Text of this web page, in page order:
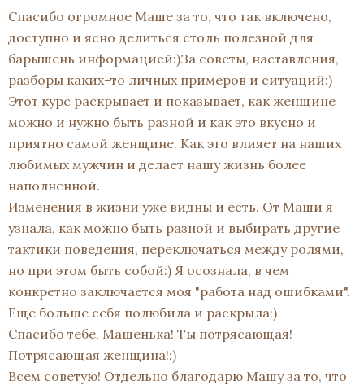
Спасибо огромное Маше за то, что так включено,
доступно и ясно делиться столь полезной для
барышень информацией:)За советы, наставления,
разборы каких-то личных примеров и ситуаций:)
Этот курс раскрывает и показывает, как женщине
можно и нужно быть разной и как это вкусно и
приятно самой женщине. Как это влияет на наших
любимых мужчин и делает нашу жизнь более
наполненной.
Изменения в жизни уже видны и есть. От Маши я
узнала, как можно быть разной и выбирать другие
тактики поведения, переключаться между ролями,
но при этом быть собой:) Я осознала, в чем
конкретно заключается моя "работа над ошибками".
Еще больше себя полюбила и раскрыла:)
Спасибо тебе, Машенька! Ты потрясающая!
Потрясающая женщина!:)
Всем советую! Отдельно благодарю Машу за то, что